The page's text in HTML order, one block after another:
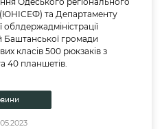
та Департаменту
облдержадміністрації
Баштанської громади
класів 500 рюкзаків з
40 планшетів.